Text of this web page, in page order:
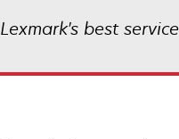
Lexmark's best